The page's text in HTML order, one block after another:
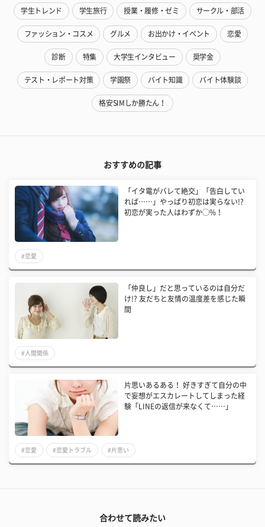
学生トレンド 学生旅行 授業・履修・ゼミ サークル・部活
ファッション・コスメ グルメ お出かけ・イベント 恋愛
診断 特集 大学生インタビュー 奨学金
テスト・レポート対策 学園祭 バイト知識 バイト体験談
格安SIMしか勝たん！
おすすめの記事
「イタ電がバレて絶交」「告白してい
れば……」やっぱり初恋は実らない!?
初恋が実った人はわずか◯%！
#恋愛
「仲良し」だと思っているのは自分だ
け!? 友だちと友情の温度差を感じた瞬
間
#人間関係
片思いあるある！ 好きすぎて自分の中
で妄想がエスカレートしてしまった経
験「LINEの返信が来なくて……」
#恋愛 #恋愛トラブル #片思い
合わせて読みたい